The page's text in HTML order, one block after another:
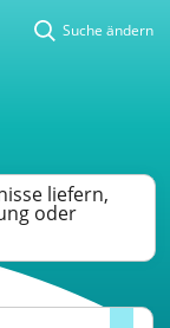
Suche ändern
liefern,
oder